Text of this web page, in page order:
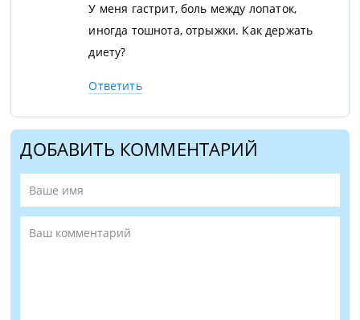
У меня гастрит, боль между лопаток,
иногда тошнота, отрыжки. Как держать
диету?
Ответить
ДОБАВИТЬ КОММЕНТАРИЙ